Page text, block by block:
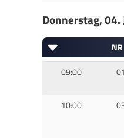
Donnerstag, 04.
NR
09:00
01
10:00